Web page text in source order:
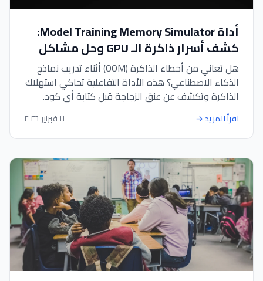
أداة Model Training Memory Simulator:
كشف أسرار ذاكرة الـ GPU وحل مشاكل
التدريب بذكاء
هل تعاني من أخطاء الذاكرة (OOM) أثناء تدريب نماذج
الذكاء الاصطناعي؟ هذه الأداة التفاعلية تحاكي استهلاك
الذاكرة وتكشف عن عنق الزجاجة قبل كتابة أي كود.
١١ فبراير ٢٠٢٦ اقرأ المزيد→